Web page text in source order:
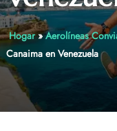
Hogar»Aerolíneas
Canaima en Venezuela